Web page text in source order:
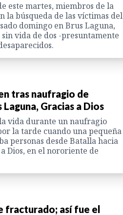
este martes, miembros de la
la búsqueda de las víctimas del
domingo en Brus Laguna,
vida de dos -presuntamente
tras naufragio de
Gracias a Dios
vida durante un naufragio
la tarde cuando una pequeña
personas desde Batalla hacia
Dios, en el nororiente de
fracturado; así fue el